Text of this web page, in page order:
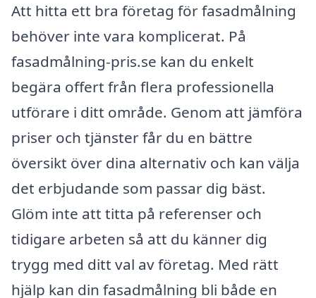
Att hitta ett bra företag för fasadmålning
behöver inte vara komplicerat. På
fasadmålning-pris.se kan du enkelt
begära offert från flera professionella
utförare i ditt område. Genom att jämföra
priser och tjänster får du en bättre
översikt över dina alternativ och kan välja
det erbjudande som passar dig bäst.
Glöm inte att titta på referenser och
tidigare arbeten så att du känner dig
trygg med ditt val av företag. Med rätt
hjälp kan din fasadmålning bli både en